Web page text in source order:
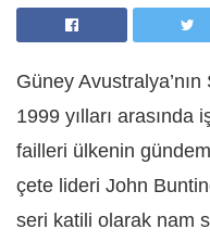
Güney
1999 yılları
failleri ülkenin
çete lideri John
seri katili olarak nam